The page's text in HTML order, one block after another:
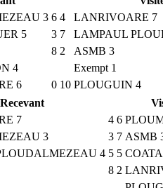
3 6 4 LANRIVOARE 7
5 3 7 LAMPAUL
8 2 ASMB 3
4 Exempt 1
6 0 10 PLOUGUIN 4
Recevant
7 4 6
3 3 7 ASMB
4 5 5
8 2